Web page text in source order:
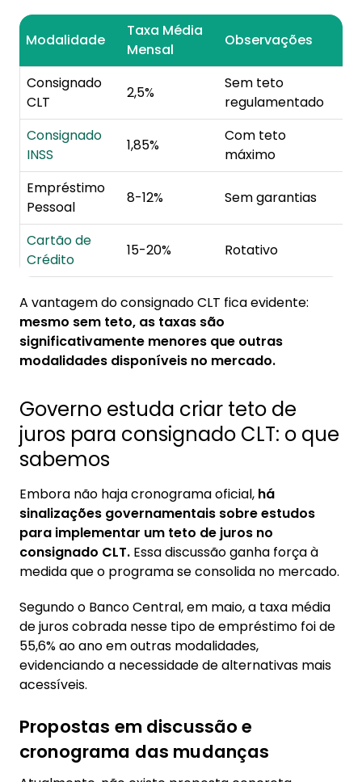
Modalidade
Taxa Média
Mensal
Observações
Consignado
CLT
2,5%
Sem teto
regulamentado
Consignado
INSS
1,85%
Com teto
máximo
Empréstimo
Pessoal
8-12% Sem garantias
Cartão de
Crédito
15-20% Rotativo
A vantagem do consignado CLT fica evidente:
mesmo sem teto, as taxas são
significativamente menores que outras
modalidades disponíveis no mercado.
Governo estuda criar teto de
juros para consignado CLT: o que
sabemos
Embora não haja cronograma oficial, há
sinalizações governamentais sobre estudos
para implementar um teto de juros no
consignado CLT. Essa discussão ganha força à
medida que o programa se consolida no mercado.
Segundo o Banco Central, em maio, a taxa média
de juros cobrada nesse tipo de empréstimo foi de
55,6% ao ano em outras modalidades,
evidenciando a necessidade de alternativas mais
acessíveis.
Propostas em discussão e
cronograma das mudanças